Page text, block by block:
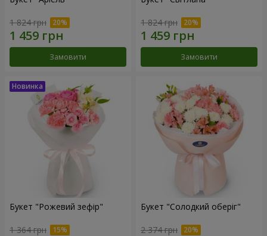
1 824 грн
Замовити
1 824 грн
Замовити
Букет "Рожевий зефір"
1 364 грн
Букет "Солодкий оберіг"
2 374 грн